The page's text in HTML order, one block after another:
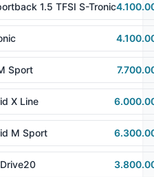
1.5 TFSI S-Tronic
Sport
X Line
M Sport